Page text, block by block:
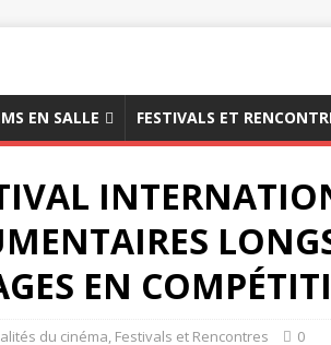
EN SALLE FESTIVALS ET
EN
du cinéma, Festivals et Rencontres 0